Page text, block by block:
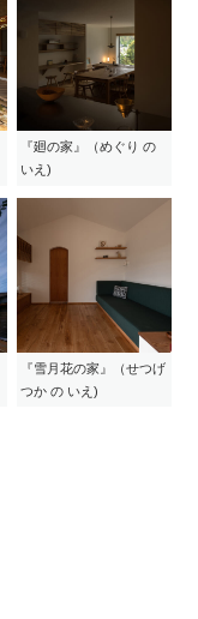
『廻の家』（めぐり の
いえ)
『雪月花の家』（せつげ
つか の いえ)